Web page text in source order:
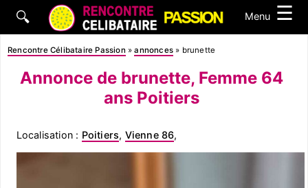
🔍 Menu ☰
Rencontre Célibataire Passion »annonces » brunette
Annonce de brunette, Femme 64
ans Poitiers
Localisation : Poitiers, Vienne 86,